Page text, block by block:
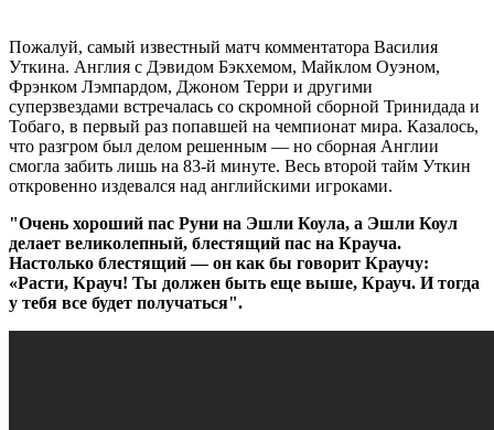
Пожалуй, самый известный матч комментатора Василия
Уткина. Англия с Дэвидом Бэкхемом, Майклом Оуэном,
Фрэнком Лэмпардом, Джоном Терри и другими
суперзвездами встречалась со скромной сборной Тринидада и
Тобаго, в первый раз попавшей на чемпионат мира. Казалось,
что разгром был делом решенным — но сборная Англии
смогла забить лишь на 83-й минуте. Весь второй тайм Уткин
откровенно издевался над английскими игроками.
"Очень хороший пас Руни на Эшли Коула, а Эшли Коул
делает великолепный, блестящий пас на Крауча.
Настолько блестящий — он как бы говорит Краучу:
«Расти, Крауч! Ты должен быть еще выше, Крауч. И тогда
у тебя все будет получаться".